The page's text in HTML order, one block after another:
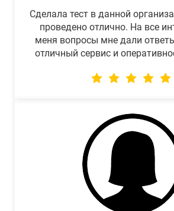
Сделала тест в данной
проведено отлично. На все
меня вопросы мне дали
отличный сервис и